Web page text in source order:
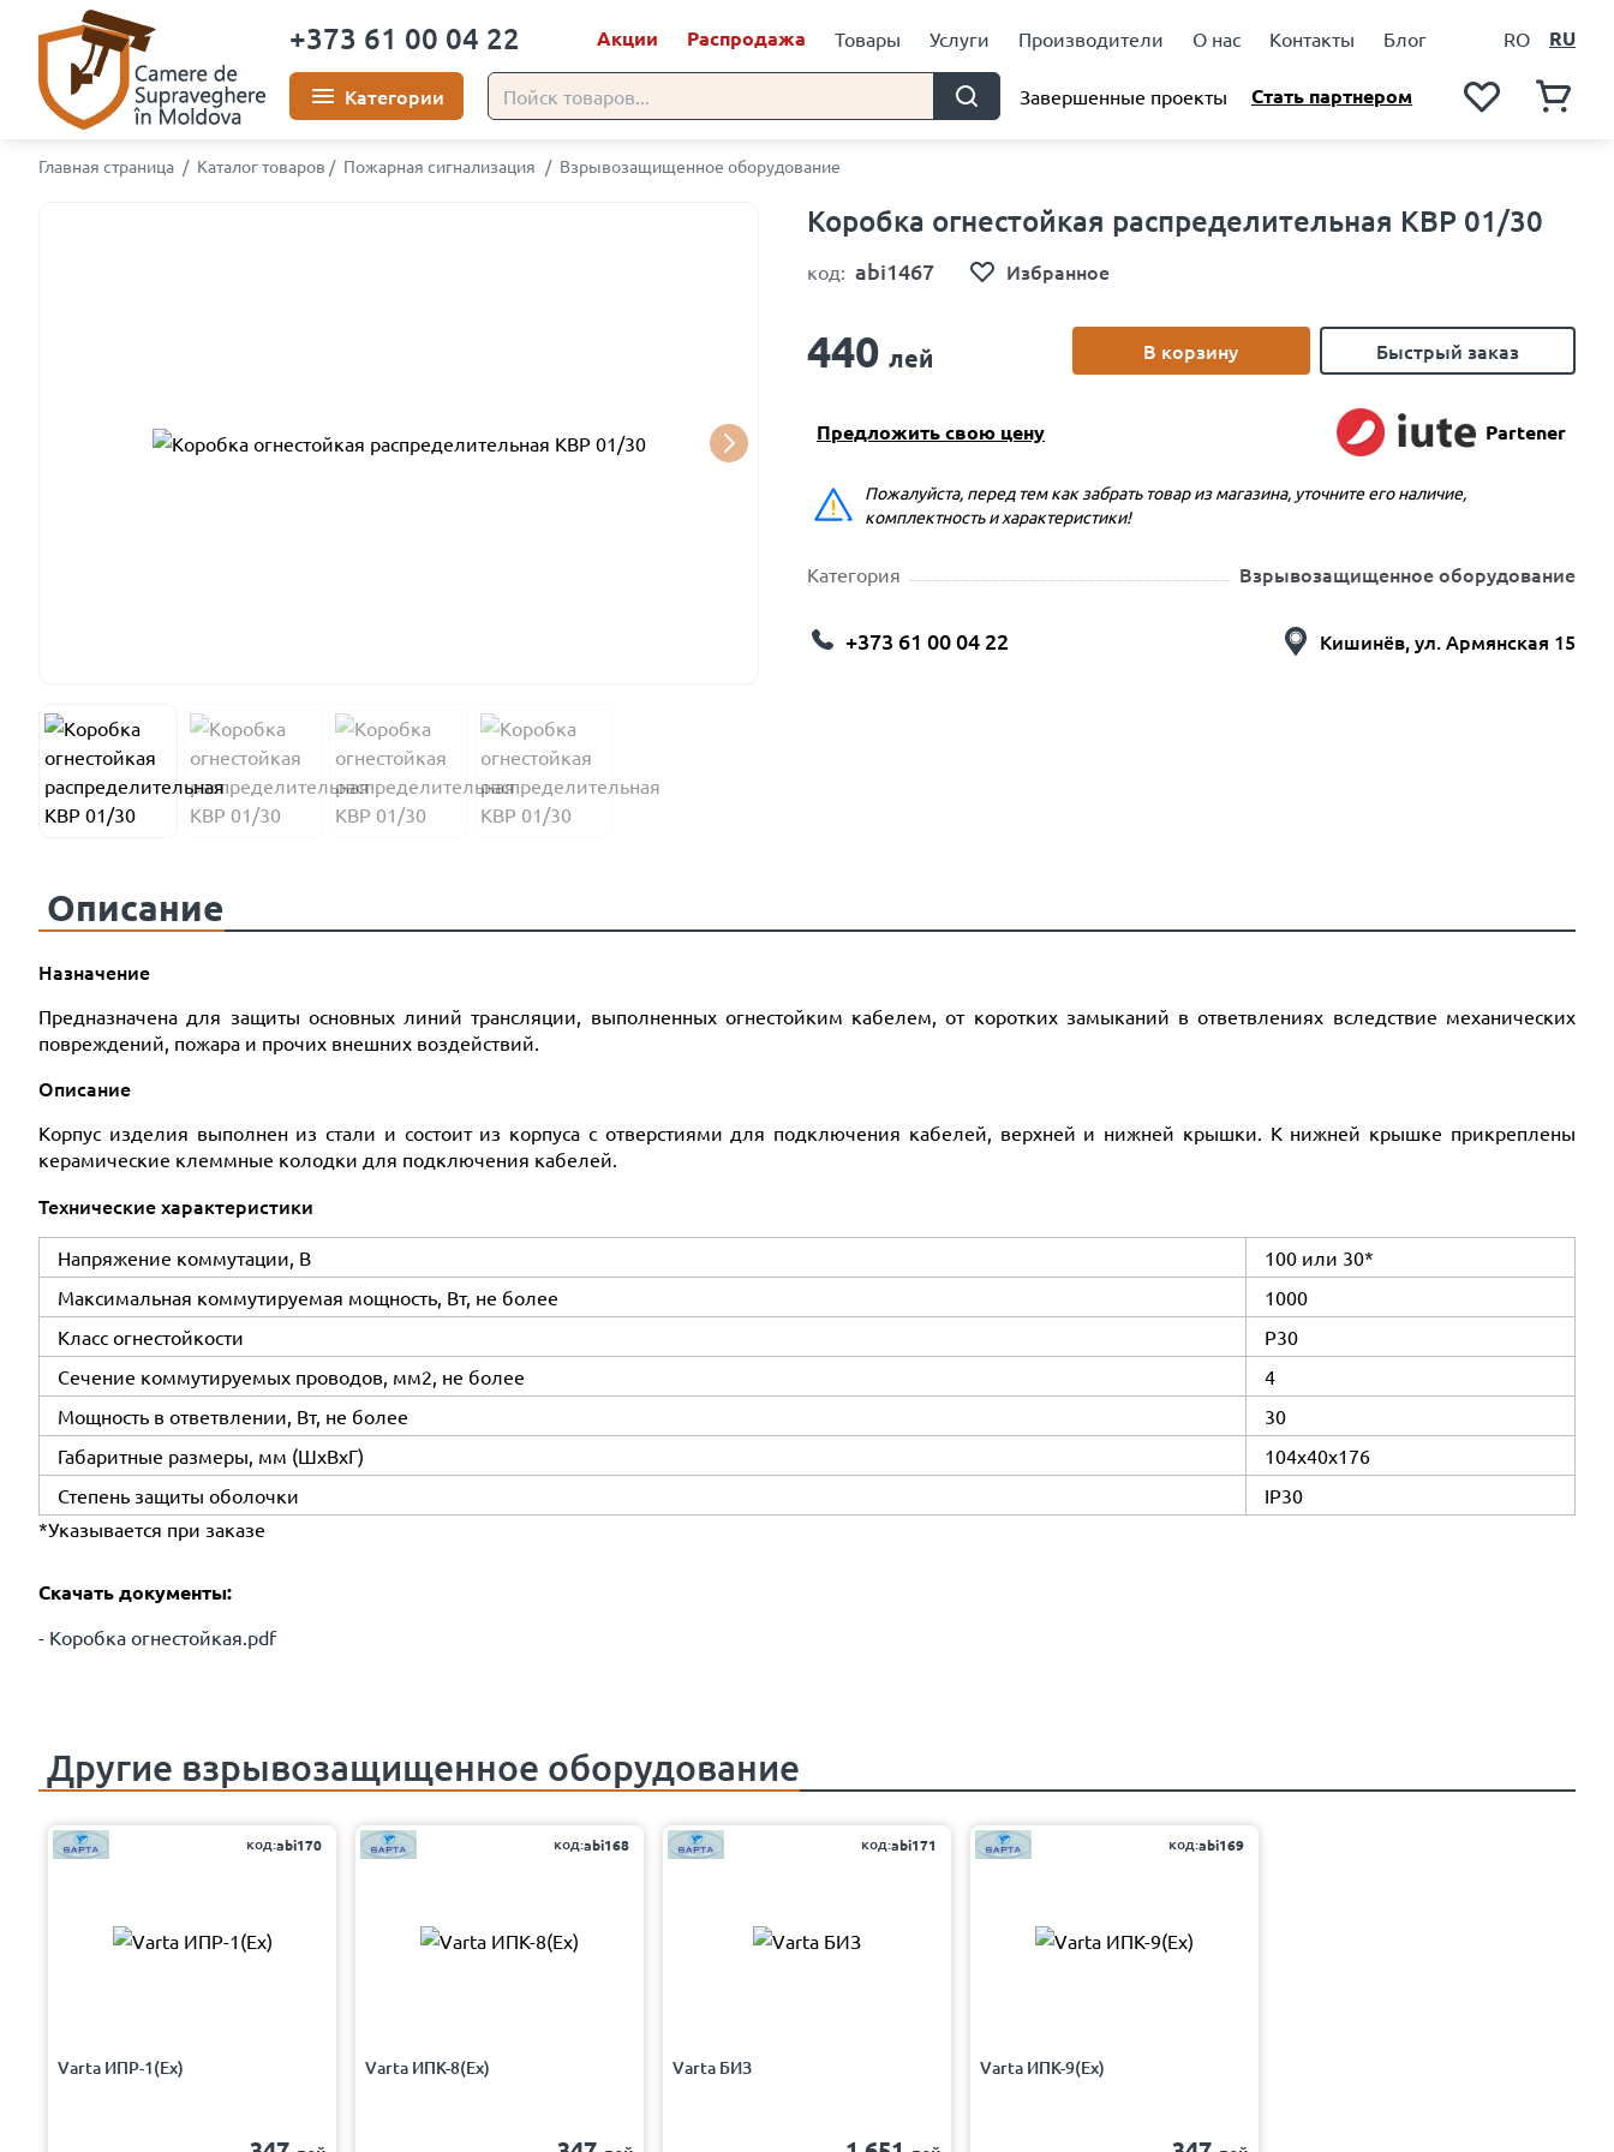
+373 61 00 04 22 Акции Распродажа Товары Услуги Производители О нас Контакты Блог RO RU
Категории Завершенные проекты Стать партнером
Главная страница / Каталог товаров / Пожарная сигнализация / Взрывозащищенное оборудование
Коробка огнестойкая распределительная КВР 01/30
код: abi1467 Избранное
440 лей В корзину Быстрый заказ
Предложить свою цену Partener
Пожалуйста, перед тем как забрать товар из магазина, уточните его наличие,
комплектность и характеристики!
Категория Взрывозащищенное оборудование
+373 61 00 04 22 Кишинёв, ул. Армянская 15
Описание
Назначение
Предназначена для защиты основных линий трансляции, выполненных огнестойким кабелем, от коротких замыканий в ответвлениях вследствие механических
повреждений, пожара и прочих внешних воздействий.
Описание
Корпус изделия выполнен из стали и состоит из корпуса с отверстиями для подключения кабелей, верхней и нижней крышки. К нижней крышке прикреплены
керамические клеммные колодки для подключения кабелей.
Технические характеристики
Напряжение коммутации, В
100 или 30*
Максимальная коммутируемая мощность, Вт, не более
1000
Класс огнестойкости
Р30
Сечение коммутируемых проводов, мм2, не более
4
Мощность в ответвлении, Вт, не более
30
Габаритные размеры, мм (ШхВхГ)
104х40х176
Степень защиты оболочки
IP30
*Указывается при заказе
Скачать документы:
- Коробка огнестойкая.pdf
Другие взрывозащищенное оборудование
код:abi170
Varta ИПР-1(Ех)
код:abi168
Varta ИПК-8(Ех)
код:abi171
Varta БИЗ
код:abi169
Varta ИПК-9(Ех)